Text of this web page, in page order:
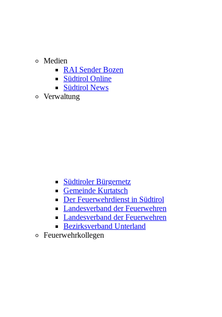
Medien
RAI Sender Bozen
Südtirol Online
Südtirol News
Verwaltung
Südtiroler Bürgernetz
Gemeinde Kurtatsch
Der Feuerwehrdienst in Südtirol
Landesverband der Feuerwehren
Landesverband der Feuerwehren
Bezirksverband Unterland
Feuerwehrkollegen